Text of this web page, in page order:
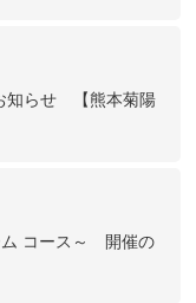
知らせ 【熊本菊陽
ム コース～ 開催の